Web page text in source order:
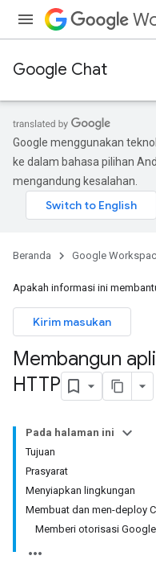
Google Chat
Google menggunakan
ke dalam bahasa pilihan
mengandung kesalahan.
Beranda Google
Apakah informasi ini
Kirim masukan
Membangun
HTTP
Pada halaman ini
Tujuan
Prasyarat
Menyiapkan lingkungan
Membuat dan men-deploy
Memberi otorisasi